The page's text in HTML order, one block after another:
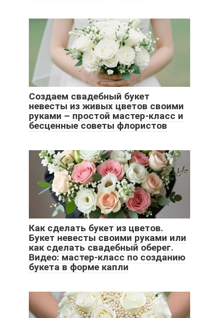
Создаем свадебный букет
невесты из живых цветов своими
руками – простой мастер-класс и
бесценные советы флористов
Как сделать букет из цветов.
Букет невесты своими руками или
как сделать свадебный оберег.
Видео: мастер-класс по созданию
букета в форме капли